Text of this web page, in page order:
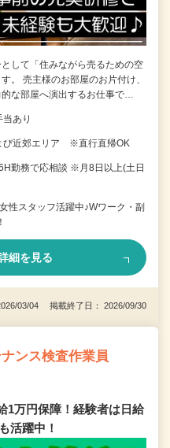
して「住みながら売るための空
。 売主様のお部屋のお片付け、
な部屋へ演出するお仕事で…
あり
び近郊エリア ※直行直帰OK
勤務で応相談 ※月8日以上(土日
性スタッフ活躍中♪Wワーク・副
細を見る
03/04 掲載終了日： 2026/09/30
ンス検査作業員
1万円保障！経験者は日給
活躍中！